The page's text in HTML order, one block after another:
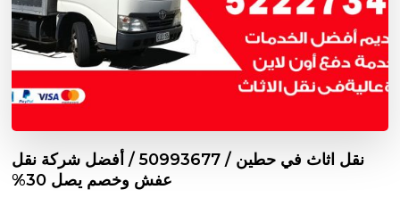
نقل اثاث في حطين / 50993677 / أفضل شركة نقل
عفش وخصم يصل 30%